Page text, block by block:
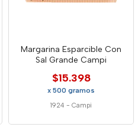
Margarina Esparcible Con
Sal Grande Campi
$15.398
x 500 gramos
1924 - Campi